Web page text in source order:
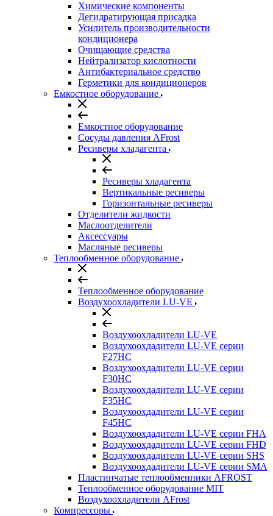
Химические компоненты
Дегидратирующая присадка
Усилитель производительности
кондиционера
Очищающие средства
Нейтрализатор кислотности
Антибактериальное средство
Герметики для кондиционеров
Емкостное оборудование
Емкостное оборудование
Сосуды давления AFrost
Ресиверы хладагента
Ресиверы хладагента
Вертикальные ресиверы
Горизонтальные ресиверы
Отделители жидкости
Маслоотделители
Аксессуары
Масляные ресиверы
Теплообменное оборудование
Теплообменное оборудование
Воздухоохладители LU-VE
Воздухоохладители LU-VE
Воздухоохдадители LU-VE серии
F27HC
Воздухоохдадители LU-VE серии
F30HC
Воздухоохдадители LU-VE серии
F35HC
Воздухоохдадители LU-VE серии
F45HC
Воздухоохдадители LU-VE серии FHA
Воздухоохдадители LU-VE серии FHD
Воздухоохдадители LU-VE серии SHS
Воздухоохдадители LU-VE серии SMA
Пластинчатые теплообменники AFROST
Теплообменное оборудование MIT
Воздухоохладители AFrost
Компрессоры